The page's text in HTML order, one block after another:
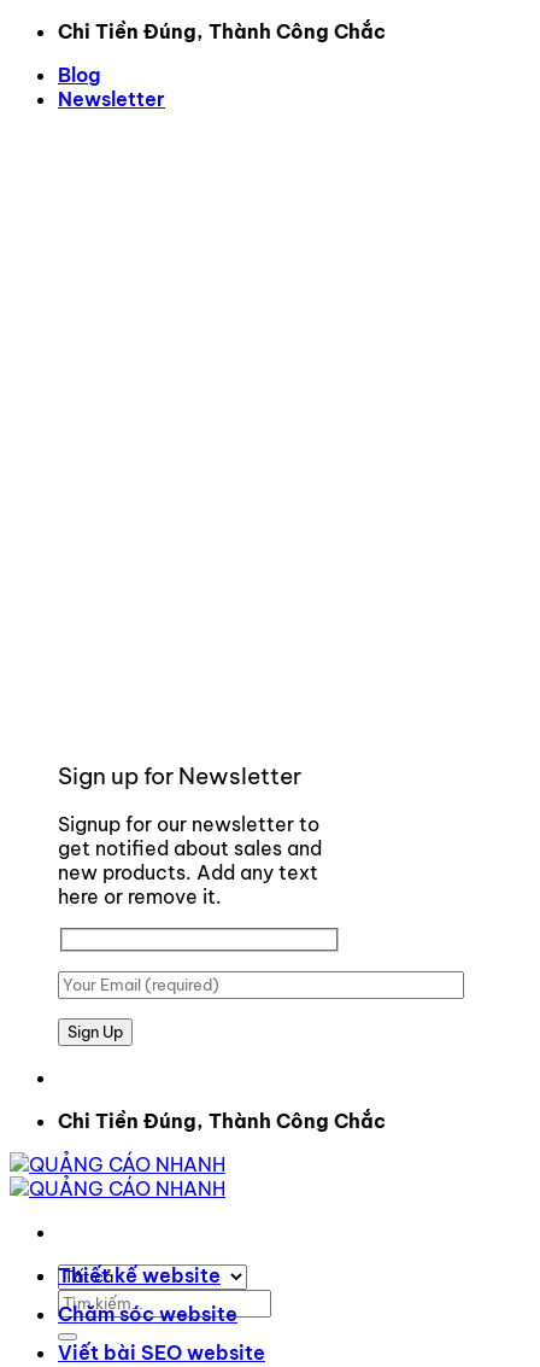
dung
Chi Tiền Đúng, Thành Công Chắc
Blog
Newsletter
Sign up for Newsletter
Signup for our newsletter to
get notified about sales and
new products. Add any text
here or remove it.
Chi Tiền Đúng, Thành Công Chắc
Tìm
kiếm:
Thiết kế website
Chăm sóc website
Viết bài SEO website